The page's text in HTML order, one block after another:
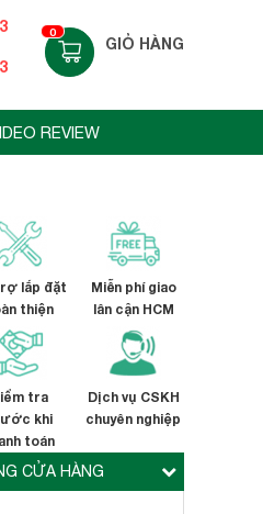
0
GIỎ HÀNG
REVIEW
lắp đặt
thiện
Miễn phí giao
lân cận HCM
tra
khi
toán
Dịch vụ CSKH
chuyên nghiệp
CỬA HÀNG